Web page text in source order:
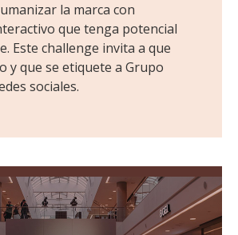
la marca con
que tenga potencial
Este challenge invita a que
y que se etiquete a Grupo
sociales.